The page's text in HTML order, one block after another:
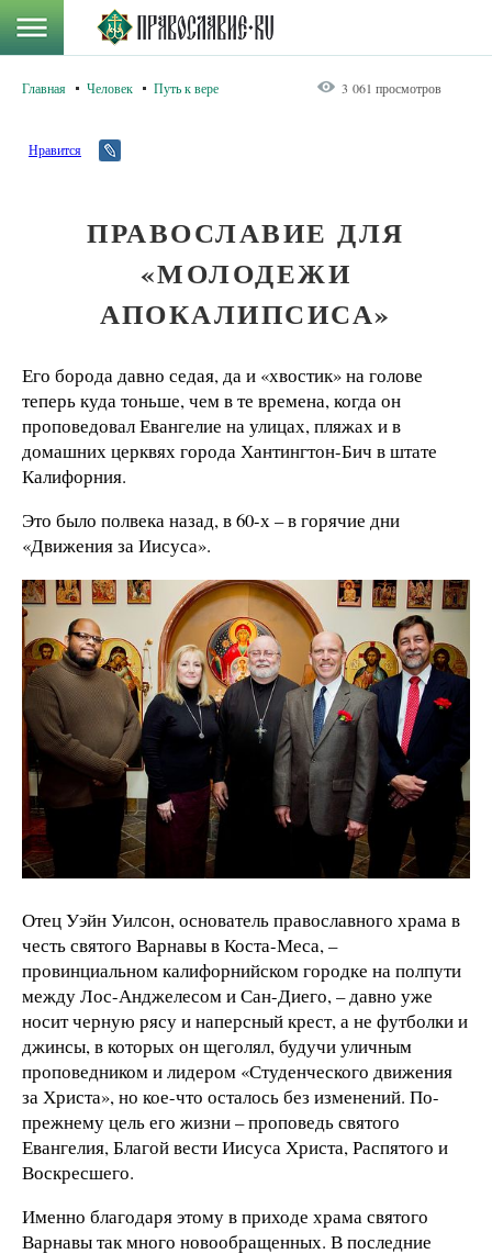
Главная Человек Путь к вере 3 061 просмотров
Нравится
ПРАВОСЛАВИЕ ДЛЯ
«МОЛОДЕЖИ
АПОКАЛИПСИСА»
Его борода давно седая, да и «хвостик» на голове
теперь куда тоньше, чем в те времена, когда он
проповедовал Евангелие на улицах, пляжах и в
домашних церквях города Хантингтон-Бич в штате
Калифорния.
Это было полвека назад, в 60-х – в горячие дни
«Движения за Иисуса».
Отец Уэйн Уилсон, основатель православного храма в
честь святого Варнавы в Коста-Меса, –
провинциальном калифорнийском городке на полпути
между Лос-Анджелесом и Сан-Диего, – давно уже
носит черную рясу и наперсный крест, а не футболки и
джинсы, в которых он щеголял, будучи уличным
проповедником и лидером «Студенческого движения
за Христа», но кое-что осталось без изменений. По-
прежнему цель его жизни – проповедь святого
Евангелия, Благой вести Иисуса Христа, Распятого и
Воскресшего.
Именно благодаря этому в приходе храма святого
Варнавы так много новообращенных. В последние